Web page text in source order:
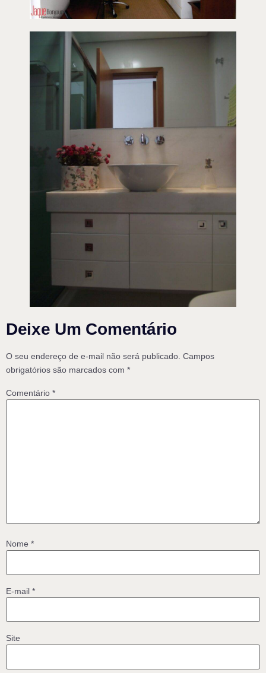
Deixe Um Comentário
O seu endereço de e-mail não será publicado. Campos
obrigatórios são marcados com *
Comentário *
Nome *
E-mail *
Site